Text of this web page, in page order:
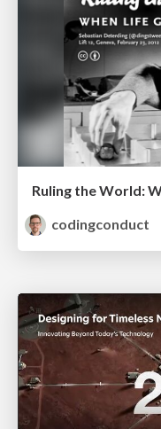
Ruling the World:
codingconduct